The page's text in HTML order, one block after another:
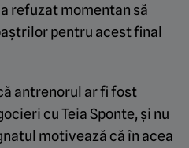
refuzat momentan să
pentru acest final
antrenorul ar fi fost
cu Teia Sponte, și nu
motivează că în acea